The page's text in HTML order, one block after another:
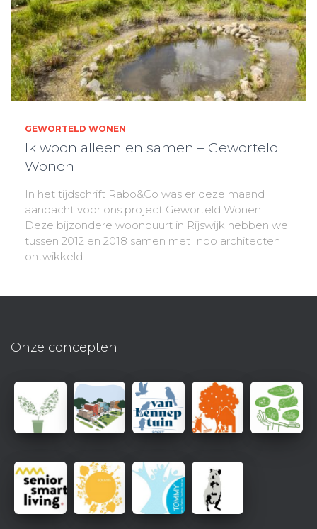
GEWORTELD WONEN
Ik woon alleen en samen – Geworteld
Wonen
In het tijdschrift Rabo&Co was er deze maand
aandacht voor ons project Geworteld Wonen.
Deze bijzondere woonbuurt in Rijswijk hebben we
tussen 2012 en 2018 samen met Inbo architecten
ontwikkeld.
Onze concepten